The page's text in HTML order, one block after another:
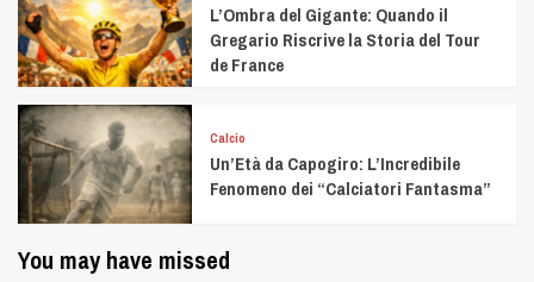
L’Ombra del Gigante: Quando il
Gregario Riscrive la Storia del Tour
de France
Calcio
Un’Età da Capogiro: L’Incredibile
Fenomeno dei “Calciatori Fantasma”
You may have missed